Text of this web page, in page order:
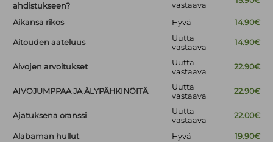
ahdistukseen?
vastaava
Aikansa rikos Hyvä 14.90€
Aitouden aateluus
Uutta
vastaava
14.90€
Aivojen arvoitukset
Uutta
vastaava
22.90€
AIVOJUMPPAA JA ÄLYPÄHKINÖITÄ
Uutta
vastaava
22.90€
Ajatuksena oranssi
Uutta
vastaava
22.00€
Alabaman hullut Hyvä 19.90€